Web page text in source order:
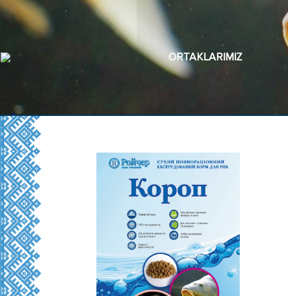
Ürünlerimiz
Hakkımızda
Belgeler ve Sertifikalar
Kalite Kontrol
ORTAKLARIMIZ